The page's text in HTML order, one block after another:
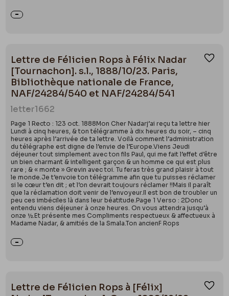
Lettre de Félicien Rops à Félix Nadar
[Tournachon]. s.l., 1888/10/23. Paris,
Bibliothèque nationale de France,
NAF/24284/540 et NAF/24284/541
letter1662
Page 1 Recto : 123 oct. 1888Mon Cher Nadarj’ai reçu ta lettre hier
Lundi à cinq heures, & ton télégramme à dix heures du soir, – cinq
heures après l’arrivée de ta lettre. Voilà comment l’administration
du télégraphe est digne de l’envie de l’Europe.Viens Jeudi
déjeuner tout simplement avec ton fils Paul, qui me fait l’effet d’être
un bien charmant & intelligent garçon & un homme ce qui est plus
rare ; & « monte » Grevin avec toi. Tu feras très grand plaisir à tout
le monde.Je t’envoie ton télégramme afin que tu puisses réclamer
si le cœur t’en dit ; et l’on devrait toujours réclamer !!Mais il paraît
que la réclamation doit venir de l’envoyeur.Il est bon de troubler un
peu ces imbéciles là dans leur béatitude.Page 1 Verso : 2Donc
entendu viens déjeuner à onze heures. On vous attendra jusqu’à
onze ½.Et présente mes Compliments respectueux & affectueux à
Madame Nadar, & amitiés de la Smala.Ton ancienF Rops
Lettre de Félicien Rops à [Félix]